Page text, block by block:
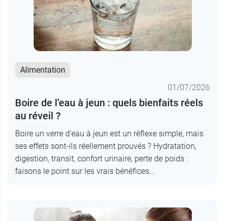
Alimentation
01/07/2026
Boire de l’eau à jeun : quels bienfaits réels
au réveil ?
Boire un verre d’eau à jeun est un réflexe simple, mais
ses effets sont-ils réellement prouvés ? Hydratation,
digestion, transit, confort urinaire, perte de poids :
faisons le point sur les vrais bénéfices...